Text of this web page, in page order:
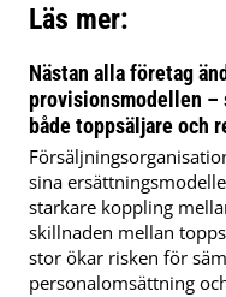
Läs mer:
Nästan alla företag
provisionsmodellen –
både toppsäljare och
sina
starkare koppling
skillnaden mellan
stor ökar risken för
personalomsättning